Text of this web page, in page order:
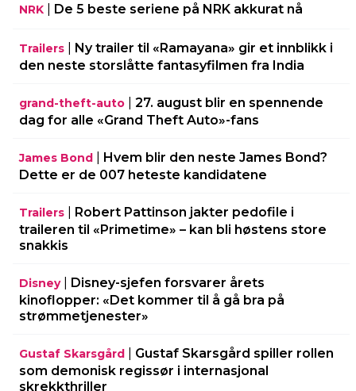
NRK De 5 beste seriene på NRK akkurat nå
Trailers
Ny trailer til «Ramayana» gir et innblikk i
den neste storslåtte fantasyfilmen fra India
grand-theft-auto
27. august blir en spennende
dag for alle «Grand Theft Auto»-fans
James Bond
Hvem blir den neste James Bond?
Dette er de 007 heteste kandidatene
Trailers
Robert Pattinson jakter pedofile i
traileren til «Primetime» – kan bli høstens store
snakkis
Disney| Disney-sjefen forsvarer årets
kinoflopper: «Det kommer til å gå bra på
strømmetjenester»
Gustaf Skarsgård
Gustaf Skarsgård spiller rollen
som demonisk regissør i internasjonal
skrekkthriller